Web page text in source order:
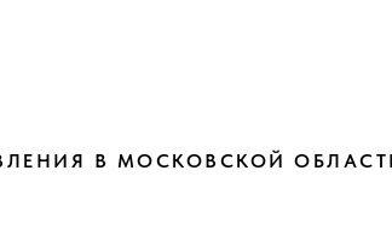
В МОСКОВСКОЙ